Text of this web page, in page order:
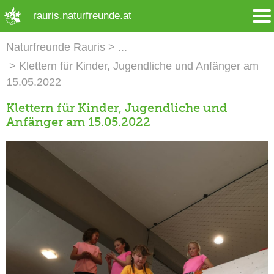
rauris.naturfreunde.at
Naturfreunde Rauris
Klettern für Kinder, Jugendliche und Anfänger am
15.05.2022
Klettern für Kinder, Jugendliche und
Anfänger am 15.05.2022